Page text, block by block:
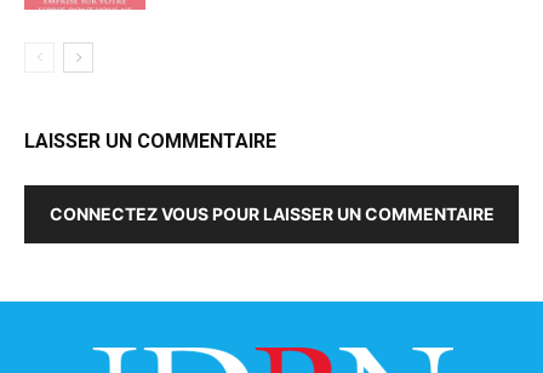
LAISSER UN COMMENTAIRE
CONNECTEZ VOUS POUR LAISSER UN COMMENTAIRE